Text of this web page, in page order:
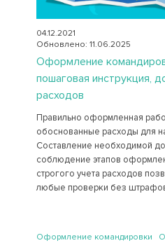
04.12.2021
Обновлено: 11.06.2025
Оформление
пошаговая инструкция,
расходов
Правильно оформленная
обоснованные расходы для
Составление необходимой
соблюдение этапов
строгого учета расходов
любые проверки без
Оформление командировки